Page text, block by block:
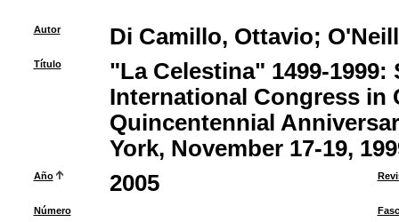
Autor Di Camillo, Ottavio;
Título
"La Celestina" 1499-
International Congress in
Quincentennial
York, November 17-19,
Año 2005
Número